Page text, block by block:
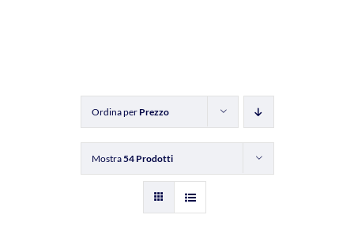
Ordina per Prezzo
Mostra54 Prodotti